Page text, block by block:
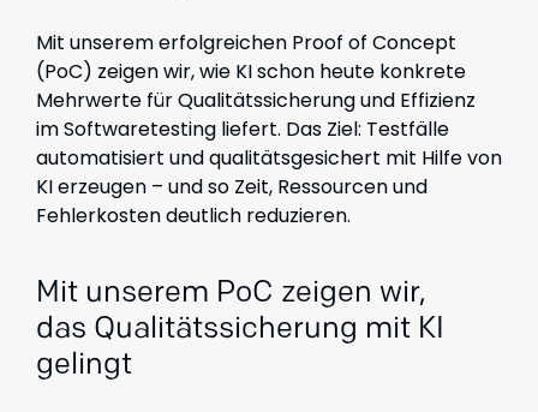
Mit unserem erfolgreichen Proof of Concept
(PoC) zeigen wir, wie KI schon heute konkrete
Mehrwerte für Qualitätssicherung und Effizienz
im Softwaretesting liefert. Das Ziel: Testfälle
automatisiert und qualitätsgesichert mit Hilfe von
KI erzeugen – und so Zeit, Ressourcen und
Fehlerkosten deutlich reduzieren.
Mit unserem PoC zeigen wir,
das Qualitätssicherung mit KI
gelingt